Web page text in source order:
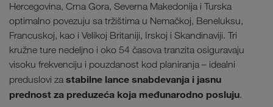
Hercegovina, Crna Gora, Severna Makedonija i Turska
optimalno povezuju sa tržištima u Nemačkoj, Beneluksu,
Francuskoj, kao i Velikoj Britaniji, Irskoj i Skandinaviji. Tri
kružne ture nedeljno i oko 54 časova tranzita osiguravaju
visoku frekvenciju i pouzdanost kod planiranja – idealni
preduslovi za stabilne lance snabdevanja i jasnu
prednost za preduzeća koja međunarodno posluju.